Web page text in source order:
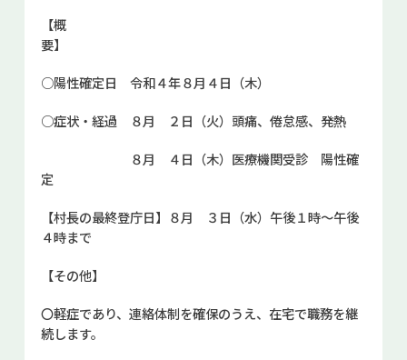
【概
○陽性確定日 令和４年８月４日（木）
○症状・経過 ８月 ２日（火）頭痛、倦怠感、発熱
８月 ４日（木）医療機関受診 陽性確
定
【村長の最終登庁日】８月 ３日（水）午後１時～午後
４時まで
【その他】
〇軽症であり、連絡体制を確保のうえ、在宅で職務を継
続します。